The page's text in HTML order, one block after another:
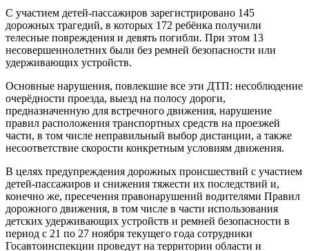
С участием детей-пассажиров зарегистрировано 145
дорожных трагедий, в которых 172 ребёнка получили
телесные повреждения и девять погибли. При этом 13
несовершеннолетних были без ремней безопасности или
удерживающих устройств.
Основные нарушения, повлекшие все эти ДТП: несоблюдение
очерёдности проезда, выезд на полосу дороги,
предназначенную для встречного движения, нарушение
правил расположения транспортных средств на проезжей
части, в том числе неправильный выбор дистанции, а также
несоответствие скорости конкретным условиям движения.
В целях предупреждения дорожных происшествий с участием
детей-пассажиров и снижения тяжести их последствий и,
конечно же, пресечения правонарушений водителями Правил
дорожного движения, в том числе в части использования
детских удерживающих устройств и ремней безопасности в
период с 21 по 27 ноября текущего года сотрудники
Госавтоинспекции проведут на территории области и